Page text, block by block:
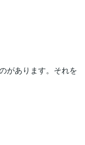
があります。それを